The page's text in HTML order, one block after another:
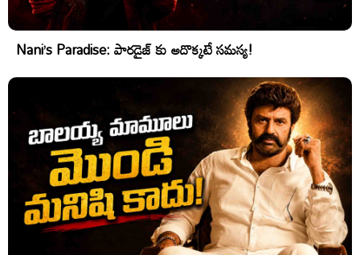
Nani’s Paradise: పారడైజ్ కు అదొక్కటే సమస్య!